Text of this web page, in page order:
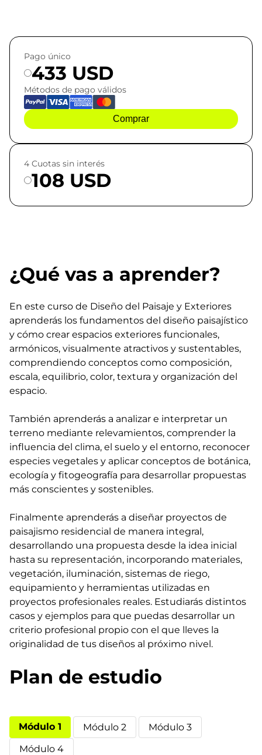
Pago único
433 USD
Métodos de pago válidos
Comprar
4 Cuotas sin interés
108 USD
¿Qué vas a aprender?
En este curso de Diseño del Paisaje y Exteriores
aprenderás los fundamentos del diseño paisajístico
y cómo crear espacios exteriores funcionales,
armónicos, visualmente atractivos y sustentables,
comprendiendo conceptos como composición,
escala, equilibrio, color, textura y organización del
espacio.
También aprenderás a analizar e interpretar un
terreno mediante relevamientos, comprender la
influencia del clima, el suelo y el entorno, reconocer
especies vegetales y aplicar conceptos de botánica,
ecología y fitogeografía para desarrollar propuestas
más conscientes y sostenibles.
Finalmente aprenderás a diseñar proyectos de
paisajismo residencial de manera integral,
desarrollando una propuesta desde la idea inicial
hasta su representación, incorporando materiales,
vegetación, iluminación, sistemas de riego,
equipamiento y herramientas utilizadas en
proyectos profesionales reales. Estudiarás distintos
casos y ejemplos para que puedas desarrollar un
criterio profesional propio con el que lleves la
originalidad de tus diseños al próximo nivel.
Plan de estudio
Módulo 1 Módulo 2
Módulo 3
Módulo 4